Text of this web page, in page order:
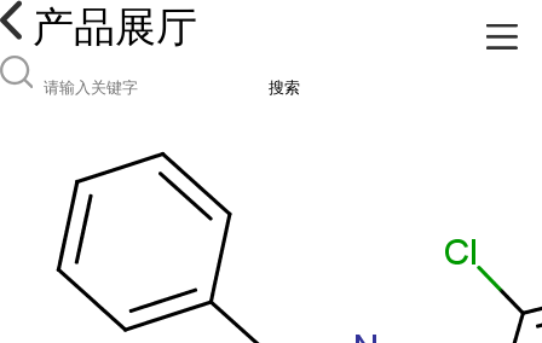
产品展厅
搜索